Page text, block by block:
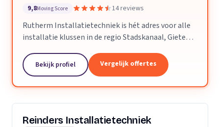
9,8Moving Score 14 reviews
Rutherm Installatietechniek is hét adres voor alle
installatie klussen in de regio Stadskanaal, Gieten,
mogelijk is en houden natuurlijk rekening...
Bekijk profiel Vergelijk offertes
Reinders Installatietechniek